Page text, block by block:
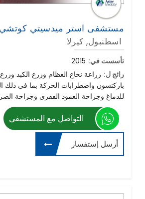
مستشفى استر ميدسيتي كوتشي
اسطنبول, كيرلا
تأسست في: 2015
رائج ل: زراعة نخاع العظام وزرع الكبد
باركنسون واضطرابات الحركة بما في ذلك
للدماغ وجراحة العمود الفقري وجراحة
التواصل مع المستشفي
أرسل إستفسار